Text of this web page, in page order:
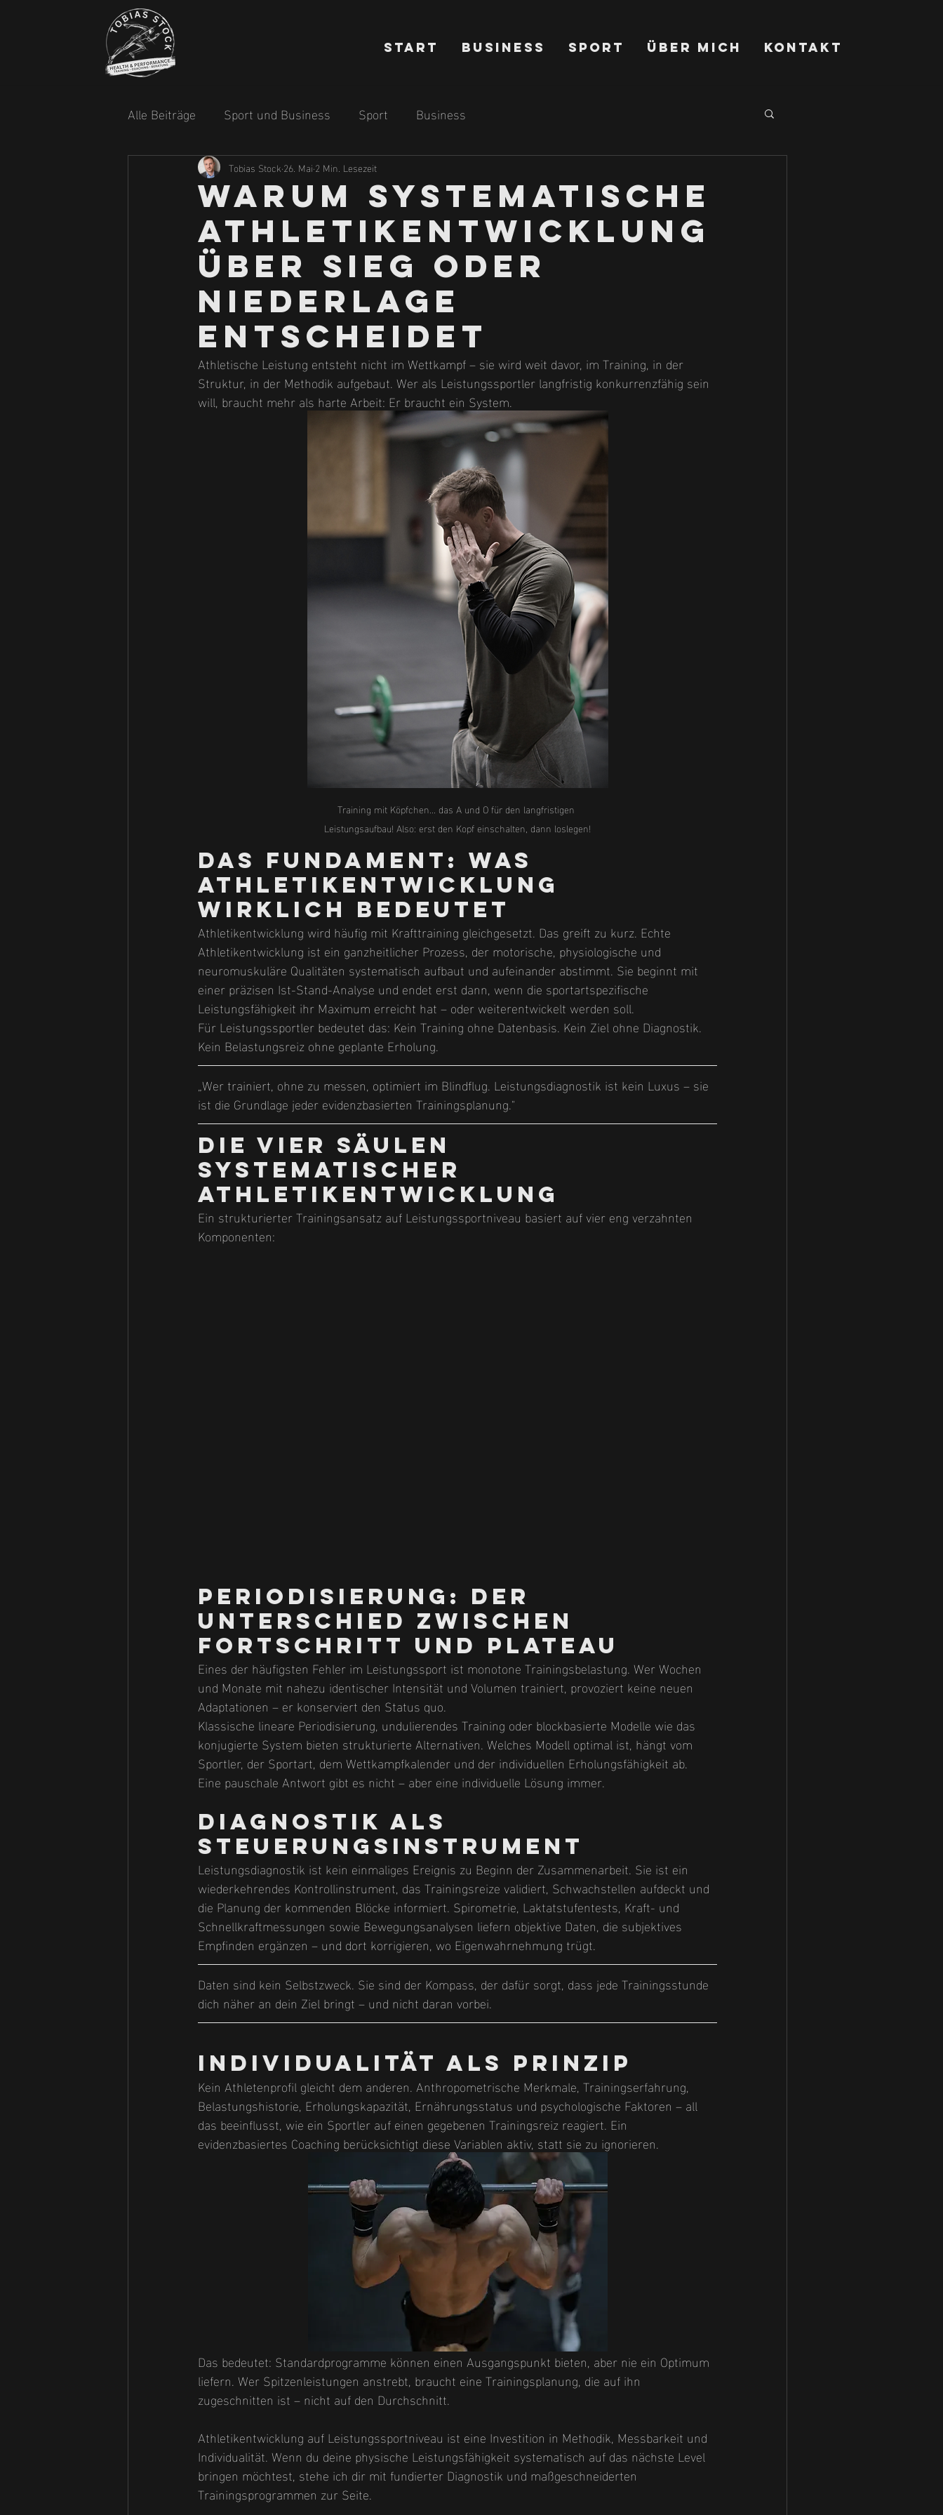
Start Business Sport Über mich Kontakt
Alle Beiträge Sport und Business Sport Business
Warum systematische
Athletikentwicklung
über Sieg oder
Niederlage
entscheidet
Tobias Stock 26. Mai 2 Min. Lesezeit
Athletische Leistung entsteht nicht im Wettkampf – sie wird weit davor, im Training, in der
Struktur, in der Methodik aufgebaut. Wer als Leistungssportler langfristig konkurrenzfähig sein
will, braucht mehr als harte Arbeit: Er braucht ein System.
Training mit Köpfchen... das A und O für den langfristigen
Leistungsaufbau! Also: erst den Kopf einschalten, dann loslegen!
Das Fundament: Was
Athletikentwicklung
wirklich bedeutet
Athletikentwicklung wird häufig mit Krafttraining gleichgesetzt. Das greift zu kurz. Echte
Athletikentwicklung ist ein ganzheitlicher Prozess, der motorische, physiologische und
neuromuskuläre Qualitäten systematisch aufbaut und aufeinander abstimmt. Sie beginnt mit
einer präzisen Ist-Stand-Analyse und endet erst dann, wenn die sportartspezifische
Leistungsfähigkeit ihr Maximum erreicht hat – oder weiterentwickelt werden soll.
Für Leistungssportler bedeutet das: Kein Training ohne Datenbasis. Kein Ziel ohne Diagnostik.
Kein Belastungsreiz ohne geplante Erholung.
„Wer trainiert, ohne zu messen, optimiert im Blindflug. Leistungsdiagnostik ist kein Luxus – sie
ist die Grundlage jeder evidenzbasierten Trainingsplanung."
Die vier Säulen
systematischer
Athletikentwicklung
Ein strukturierter Trainingsansatz auf Leistungssportniveau basiert auf vier eng verzahnten
Komponenten:
Periodisierung: Der
Unterschied zwischen
Fortschritt und Plateau
Eines der häufigsten Fehler im Leistungssport ist monotone Trainingsbelastung. Wer Wochen
und Monate mit nahezu identischer Intensität und Volumen trainiert, provoziert keine neuen
Adaptationen – er konserviert den Status quo.
Klassische lineare Periodisierung, undulierendes Training oder blockbasierte Modelle wie das
konjugierte System bieten strukturierte Alternativen. Welches Modell optimal ist, hängt vom
Sportler, der Sportart, dem Wettkampfkalender und der individuellen Erholungsfähigkeit ab.
Eine pauschale Antwort gibt es nicht – aber eine individuelle Lösung immer.
Diagnostik als
Steuerungsinstrument
Leistungsdiagnostik ist kein einmaliges Ereignis zu Beginn der Zusammenarbeit. Sie ist ein
wiederkehrendes Kontrollinstrument, das Trainingsreize validiert, Schwachstellen aufdeckt und
die Planung der kommenden Blöcke informiert. Spirometrie, Laktatstufentests, Kraft- und
Schnellkraftmessungen sowie Bewegungsanalysen liefern objektive Daten, die subjektives
Empfinden ergänzen – und dort korrigieren, wo Eigenwahrnehmung trügt.
Daten sind kein Selbstzweck. Sie sind der Kompass, der dafür sorgt, dass jede Trainingsstunde
dich näher an dein Ziel bringt – und nicht daran vorbei.
Individualität als Prinzip
Kein Athletenprofil gleicht dem anderen. Anthropometrische Merkmale, Trainingserfahrung,
Belastungshistorie, Erholungskapazität, Ernährungsstatus und psychologische Faktoren – all
das beeinflusst, wie ein Sportler auf einen gegebenen Trainingsreiz reagiert. Ein
evidenzbasiertes Coaching berücksichtigt diese Variablen aktiv, statt sie zu ignorieren.
Das bedeutet: Standardprogramme können einen Ausgangspunkt bieten, aber nie ein Optimum
liefern. Wer Spitzenleistungen anstrebt, braucht eine Trainingsplanung, die auf ihn
zugeschnitten ist – nicht auf den Durchschnitt.
Athletikentwicklung auf Leistungssportniveau ist eine Investition in Methodik, Messbarkeit und
Individualität. Wenn du deine physische Leistungsfähigkeit systematisch auf das nächste Level
bringen möchtest, stehe ich dir mit fundierter Diagnostik und maßgeschneiderten
Trainingsprogrammen zur Seite.